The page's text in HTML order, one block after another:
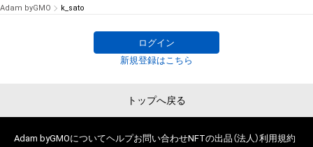
Adam byGMO k_sato
ログイン
新規登録はこちら
トップへ戻る
Adam byGMOについてヘルプお問い合わせNFTの出品（法人）利用規約